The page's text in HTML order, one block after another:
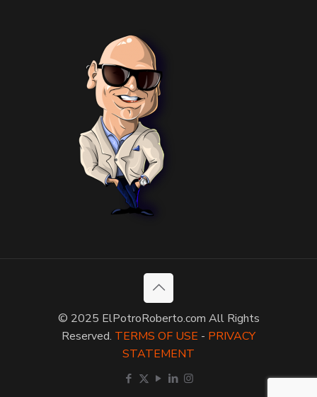
© 2025 ElPotroRoberto.com All Rights
Reserved. TERMS OF USE - PRIVACY
STATEMENT